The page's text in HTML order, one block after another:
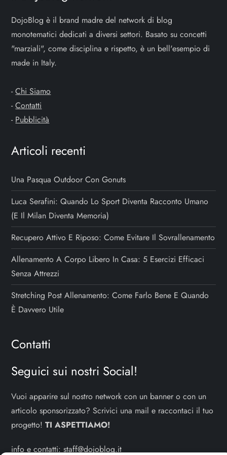
DojoBlog è il brand madre del network di blog
monotematici dedicati a diversi settori. Basato su concetti
"marziali", come disciplina e rispetto, è un bell'esempio di
made in Italy.
-Chi Siamo
-Contatti
- Pubblicità
Articoli recenti
Una Pasqua Outdoor Con Gonuts
Luca Serafini: Quando Lo Sport Diventa Racconto Umano
(e Il Milan Diventa Memoria)
Recupero Attivo E Riposo: Come Evitare Il Sovrallenamento
Allenamento A Corpo Libero In Casa: 5 Esercizi Efficaci
Senza Attrezzi
Stretching Post Allenamento: Come Farlo Bene E Quando
È Davvero Utile
Contatti
Seguici sui nostri Social!
Vuoi apparire sul nostro network con un banner o con un
articolo sponsorizzato? Scrivici una mail e raccontaci il tuo
progetto!TI ASPETTIAMO!
info e contatti:staff@dojoblog.it